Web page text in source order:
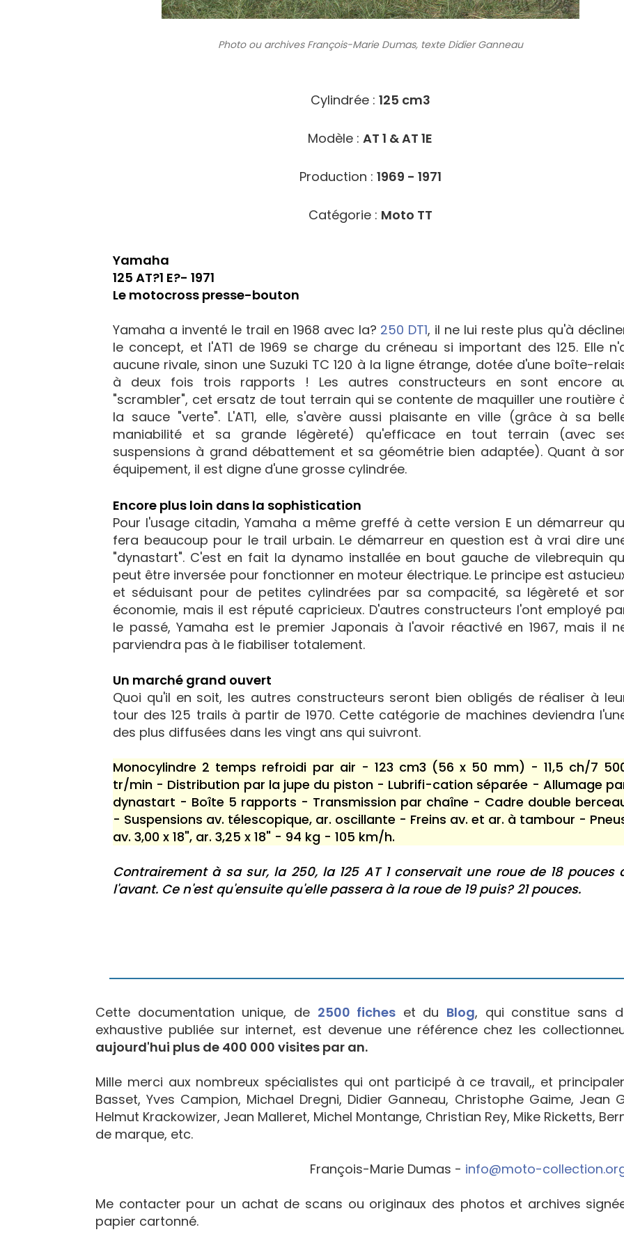
Photo ou archivesFrançois-Marie Dumas, texte Didier Ganneau
Cylindrée : 125 cm3
Modèle : AT 1 & AT 1E
Production : 1969 - 1971
Catégorie : Moto TT
Yamaha
125 AT?1 E?- 1971
Le motocross presse-bouton
Yamaha a inventé le trail en 1968 avec la? 250 DT1, il ne lui reste plus qu'à
le concept, et l'AT1 de 1969 se charge du créneau si important des 125. Elle
aucune rivale, sinon une Suzuki TC 120 à la ligne étrange, dotée d'une boîte-
à deux fois trois rapports ! Les autres constructeurs en sont encore
"scrambler", cet ersatz de tout terrain qui se contente de maquiller une routière
la sauce "verte". L'AT1, elle, s'avère aussi plaisante en ville (grâce à sa
maniabilité et sa grande légèreté) qu'efficace en tout terrain (avec
suspensions à grand débattement et sa géométrie bien adaptée). Quant à
équipement, il est digne d'une grosse cylindrée.
Encore plus loin dans la sophistication
Pour l'usage citadin, Yamaha a même greffé à cette version E un démarreur
fera beaucoup pour le trail urbain. Le démarreur en question est à vrai dire
"dynastart". C'est en fait la dynamo installée en bout gauche de vilebrequin
peut être inversée pour fonctionner en moteur électrique. Le principe est
et séduisant pour de petites cylindrées par sa compacité, sa légèreté et
économie, mais il est réputé capricieux. D'autres constructeurs l'ont employé
le passé, Yamaha est le premier Japonais à l'avoir réactivé en 1967, mais il
parviendra pas à le fiabiliser totalement.
Un marché grand ouvert
Quoi qu'il en soit, les autres constructeurs seront bien obligés de réaliser à
tour des 125 trails à partir de 1970. Cette catégorie de machines deviendra
des plus diffusées dans les vingt ans qui suivront.
Monocylindre 2 temps refroidi par air - 123 cm3 (56 x 50 mm) - 11,5 ch/7
tr/min - Distribution par la jupe du piston - Lubrifi-cation séparée - Allumage
dynastart - Boîte 5 rapports - Transmission par chaîne - Cadre double
- Suspensions av. télescopique, ar. oscillante - Freins av. et ar. à tambour -
av. 3,00 x 18", ar. 3,25 x 18" - 94 kg - 105 km/h.
Contrairement à sa sur, la 250, la 125 AT 1 conservait une roue de 18 pouces
l'avant. Ce n'est qu'ensuite qu'elle passera à la roue de 19 puis? 21 pouces.
Cette documentation unique, de 2500 fiches et du Blog, qui constitue sans
exhaustive publiée sur internet, est devenue une référence chez les
aujourd'hui plus de 400 000 visites par an.
Mille merci aux nombreux spécialistes qui ont participé à ce travail,, et
Basset, Yves Campion, Michael Dregni, Didier Ganneau, Christophe Gaime, Jean
Helmut Krackowizer, Jean Malleret, Michel Montange, Christian Rey, Mike Ricketts,
de marque, etc.
François-Marie Dumas - info@moto-
Me contacter pour un achat de scans ou originaux des photos et archives
papier cartonné.